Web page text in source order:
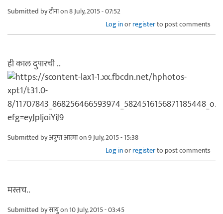
Submitted byटीनाon 8 July, 2015 - 07:52
Log inorregisterto post comments
ही काल दुपारची ..
Submitted byअत्रुप्त आत्माon 9 July, 2015 - 15:38
Log inorregisterto post comments
मस्तच..
Submitted byसायुon 10 July, 2015 - 03:45